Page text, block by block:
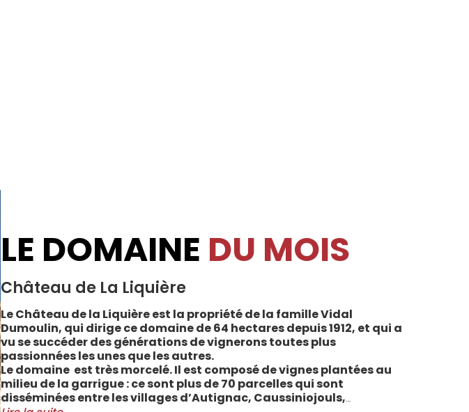
LE DOMAINE DU MOIS
Château de La Liquière
Le Château de la Liquière est la propriété de la famille Vidal
Dumoulin, qui dirige ce domaine de 64 hectares depuis 1912, et qui a
vu se succéder des générations de vignerons toutes plus
passionnées les unes que les autres.
Le domaine est très morcelé. Il est composé de vignes plantées au
milieu de la garrigue : ce sont plus de 70 parcelles qui sont
disséminées entre les villages d’Autignac, Caussiniojouls,